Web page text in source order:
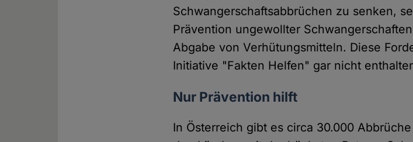
Schwangerschaftsabbrüchen zu senken,
Prävention ungewollter
Abgabe von Verhütungsmitteln. Diese
Initiative "Fakten Helfen" gar nicht
Nur Prävention hilft
In Österreich gibt es circa 30.000